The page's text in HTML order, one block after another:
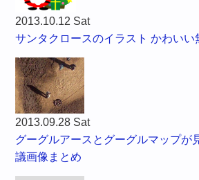
2013.10.12 Sat
サンタクロースのイラスト かわいい
2013.09.28 Sat
グーグルアースとグーグルマップが
議画像まとめ